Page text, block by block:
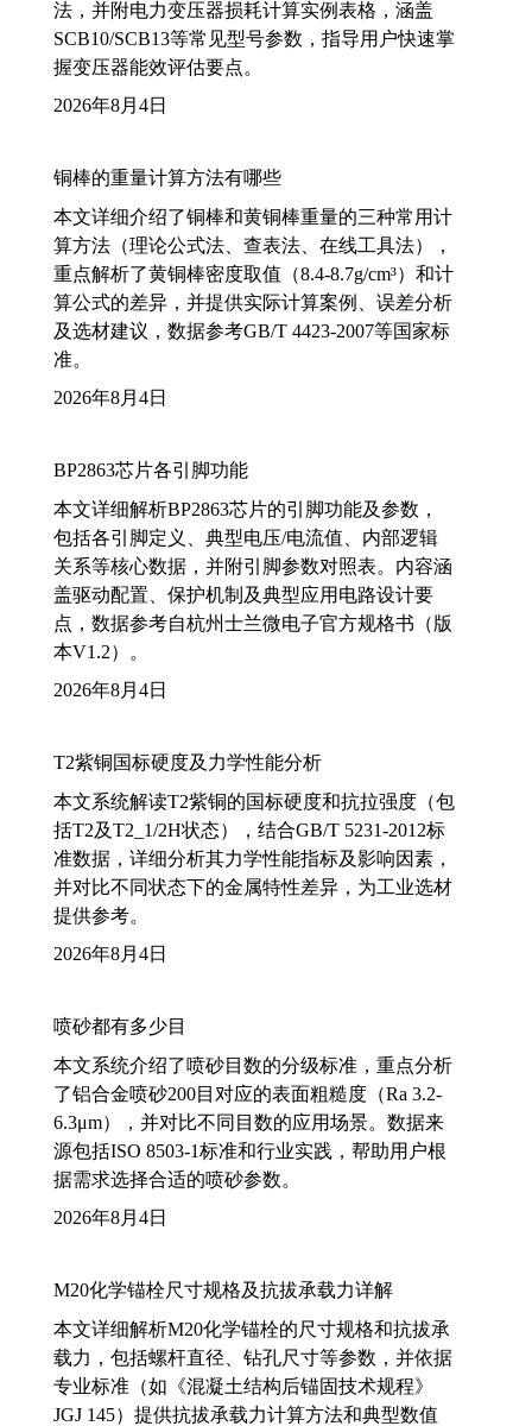
法，并附电力变压器损耗计算实例表格，涵盖
SCB10/SCB13等常见型号参数，指导用户快速掌
握变压器能效评估要点。
2026年8月4日
铜棒的重量计算方法有哪些
本文详细介绍了铜棒和黄铜棒重量的三种常用计
算方法（理论公式法、查表法、在线工具法），
重点解析了黄铜棒密度取值（8.4-8.7g/cm³）和计
算公式的差异，并提供实际计算案例、误差分析
及选材建议，数据参考GB/T 4423-2007等国家标
准。
2026年8月4日
BP2863芯片各引脚功能
本文详细解析BP2863芯片的引脚功能及参数，
包括各引脚定义、典型电压/电流值、内部逻辑
关系等核心数据，并附引脚参数对照表。内容涵
盖驱动配置、保护机制及典型应用电路设计要
点，数据参考自杭州士兰微电子官方规格书（版
本V1.2）。
2026年8月4日
T2紫铜国标硬度及力学性能分析
本文系统解读T2紫铜的国标硬度和抗拉强度（包
括T2及T2_1/2H状态），结合GB/T 5231-2012标
准数据，详细分析其力学性能指标及影响因素，
并对比不同状态下的金属特性差异，为工业选材
提供参考。
2026年8月4日
喷砂都有多少目
本文系统介绍了喷砂目数的分级标准，重点分析
了铝合金喷砂200目对应的表面粗糙度（Ra 3.2-
6.3μm），并对比不同目数的应用场景。数据来
源包括ISO 8503-1标准和行业实践，帮助用户根
据需求选择合适的喷砂参数。
2026年8月4日
M20化学锚栓尺寸规格及抗拔承载力详解
本文详细解析M20化学锚栓的尺寸规格和抗拔承
载力，包括螺杆直径、钻孔尺寸等参数，并依据
专业标准（如《混凝土结构后锚固技术规程》
JGJ 145）提供抗拔承载力计算方法和典型数值